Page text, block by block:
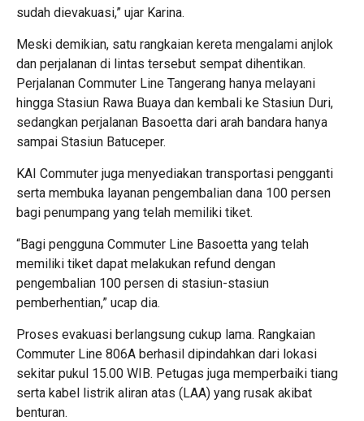
sudah dievakuasi,” ujar Karina.
Meski demikian, satu rangkaian kereta mengalami anjlok
dan perjalanan di lintas tersebut sempat dihentikan.
Perjalanan Commuter Line Tangerang hanya melayani
hingga Stasiun Rawa Buaya dan kembali ke Stasiun Duri,
sedangkan perjalanan Basoetta dari arah bandara hanya
sampai Stasiun Batuceper.
KAI Commuter juga menyediakan transportasi pengganti
serta membuka layanan pengembalian dana 100 persen
bagi penumpang yang telah memiliki tiket.
“Bagi pengguna Commuter Line Basoetta yang telah
memiliki tiket dapat melakukan refund dengan
pengembalian 100 persen di stasiun-stasiun
pemberhentian,” ucap dia.
Proses evakuasi berlangsung cukup lama. Rangkaian
Commuter Line 806A berhasil dipindahkan dari lokasi
sekitar pukul 15.00 WIB. Petugas juga memperbaiki tiang
serta kabel listrik aliran atas (LAA) yang rusak akibat
benturan.